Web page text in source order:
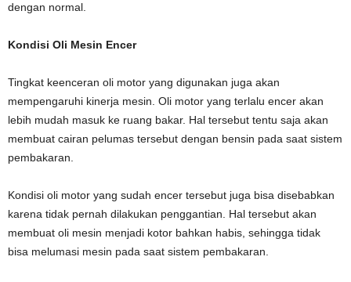
dengan normal.
Kondisi Oli Mesin Encer
Tingkat keenceran oli motor yang digunakan juga akan
mempengaruhi kinerja mesin. Oli motor yang terlalu encer akan
lebih mudah masuk ke ruang bakar. Hal tersebut tentu saja akan
membuat cairan pelumas tersebut dengan bensin pada saat sistem
pembakaran.
Kondisi oli motor yang sudah encer tersebut juga bisa disebabkan
karena tidak pernah dilakukan penggantian. Hal tersebut akan
membuat oli mesin menjadi kotor bahkan habis, sehingga tidak
bisa melumasi mesin pada saat sistem pembakaran.